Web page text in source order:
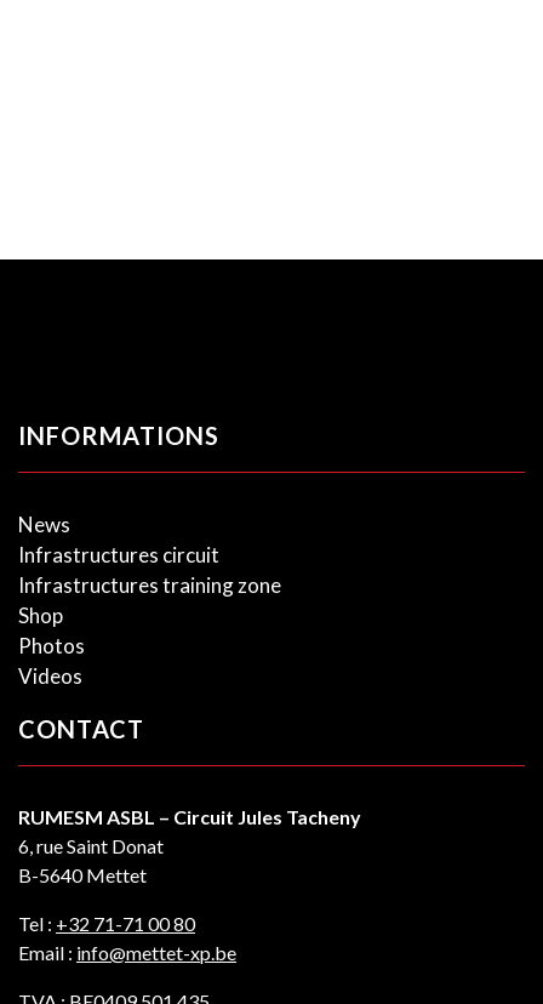
INFORMATIONS
News
Infrastructures circuit
Infrastructures training zone
Shop
Photos
Videos
CONTACT
RUMESM ASBL – Circuit Jules Tacheny
6, rue Saint Donat
B-5640 Mettet
Tel : +32 71-71 00 80
Email : info@mettet-xp.be